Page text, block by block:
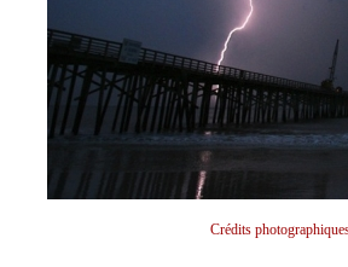
Crédits